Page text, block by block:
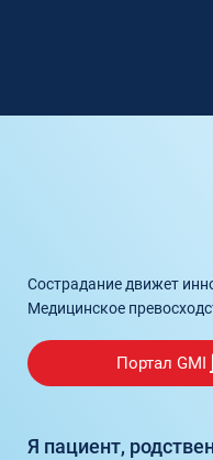
Сострадание движет
Медицинское
Портал GMI
Я пациент,